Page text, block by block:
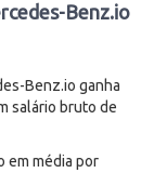
Benz.io
Benz.io ganha
salário bruto de
em média por